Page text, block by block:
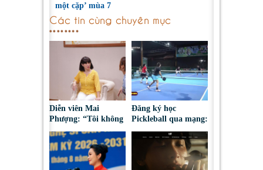
một cặp’ mùa 7
Các tin cùng chuyên mục
Diễn viên Mai
Phượng: “Tôi không
những gì mình đã
chọn”
Đăng ký học
Pickleball qua mạng:
đoạt tài sản